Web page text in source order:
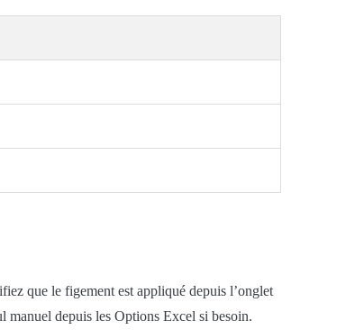
que le figement est appliqué depuis l’onglet
manuel depuis les Options Excel si besoin.